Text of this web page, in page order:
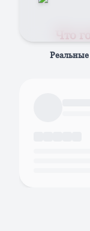
Что
Реальные